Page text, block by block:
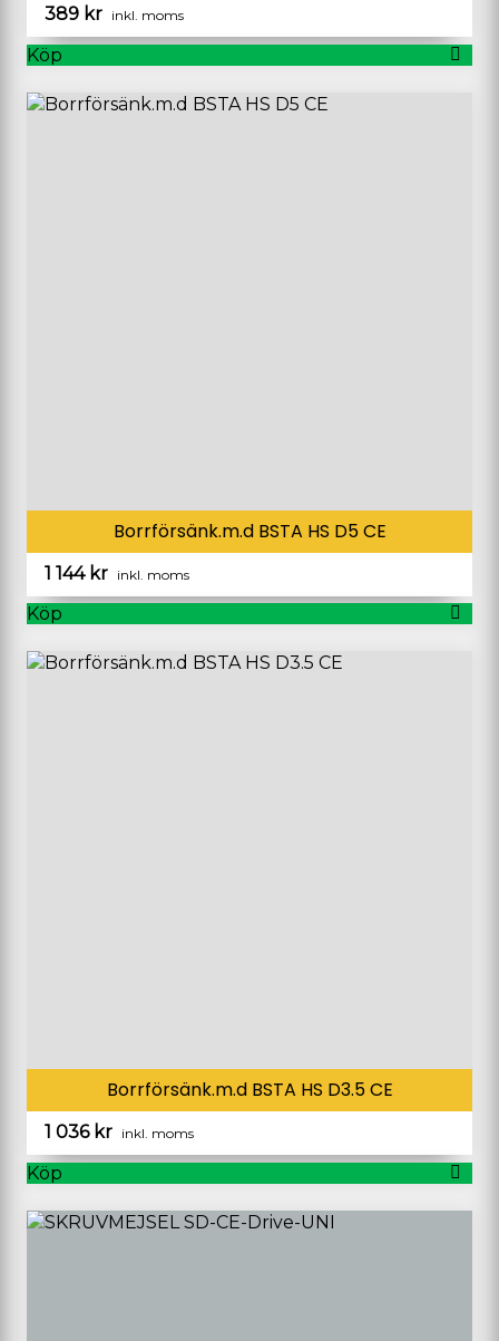
389 kr inkl. moms
Köp
Borrförsänk.m.d BSTA HS D5 CE
1 144 kr inkl. moms
Köp
Borrförsänk.m.d BSTA HS D3.5 CE
1 036 kr inkl. moms
Köp